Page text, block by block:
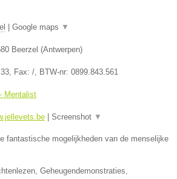
Google maps ▼
Beerzel (Antwerpen)
, Fax: /, BTW-nr: 0899.843.561
Mentalist
Screenshot ▼
fantastische mogelijkheden van de menselijke
Geheugendemonstraties,